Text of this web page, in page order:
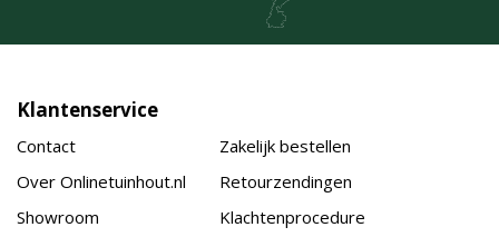
Klantenservice
Contact
Over Onlinetuinhout.nl
Showroom
Zakelijk bestellen
Retourzendingen
Klachtenprocedure